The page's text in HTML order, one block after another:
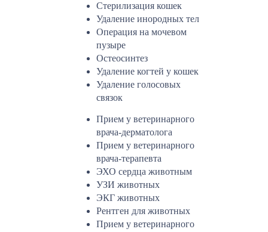
Стерилизация кошек
Удаление инородных тел
Операция на мочевом
пузыре
Остеосинтез
Удаление когтей у кошек
Удаление голосовых
связок
Прием у ветеринарного
врача-дерматолога
Прием у ветеринарного
врача-терапевта
ЭХО сердца животным
УЗИ животных
ЭКГ животных
Рентген для животных
Прием у ветеринарного